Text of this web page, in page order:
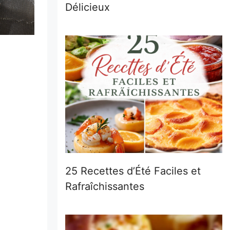
Délicieux
25 Recettes d’Été Faciles et
Rafraîchissantes